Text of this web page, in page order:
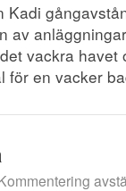
Kadi
av
vackra
för en vacker